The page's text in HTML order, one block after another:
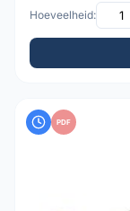
Hoeveelheid:
PDF